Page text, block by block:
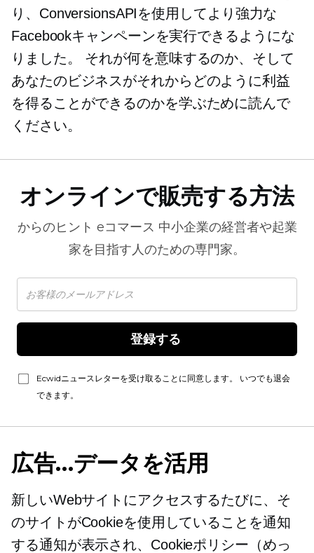
り、ConversionsAPIを使用してより強力な
Facebookキャンペーンを実行できるようにな
りました。 それが何を意味するのか、そして
あなたのビジネスがそれからどのように利益
を得ることができるのかを学ぶために読んで
ください。
オンラインで販売する方法
からのヒント eコマース 中小企業の経営者や起業
家を目指す人のための専門家。
Ecwidニュースレターを受け取ることに同意します。 いつでも退会
できます。
広告…データを活用
新しいWebサイトにアクセスするたびに、そ
のサイトがCookieを使用していることを通知
する通知が表示され、Cookieポリシー（めっ